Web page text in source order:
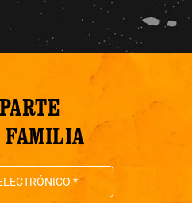
FAMILIA